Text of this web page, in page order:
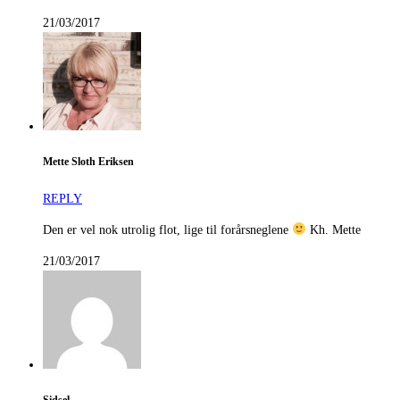
21/03/2017
Mette Sloth Eriksen
REPLY
Den er vel nok utrolig flot, lige til forårsneglene Kh. Mette
21/03/2017